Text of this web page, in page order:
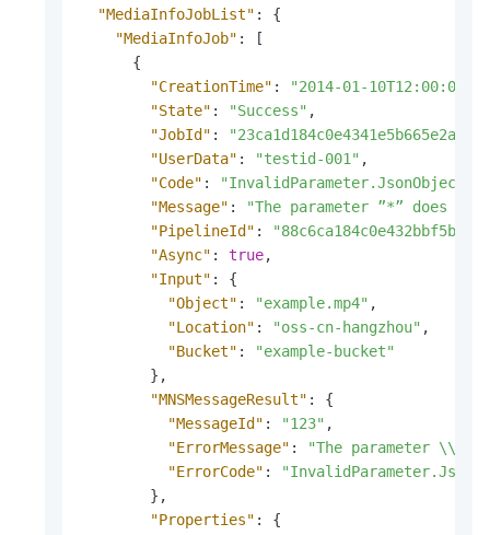
"MediaInfoJobList" :
{
"MediaInfoJob" :
[
{
"CreationTime" : "2014-01-10T12:00:00Z"
"State" : "Success" ,
"JobId" :
"UserData" : "testid-001" ,
"Code" :
"Message" :
"The parameter ”*” does
"PipelineId" :
"Async" : true,
"Input" :
{
"Object" : "example.mp4" ,
"Location" : "oss-cn-hangzhou" ,
"Bucket" :
"example-bucket"
} ,
"MNSMessageResult" :
{
"MessageId" : "123" ,
"ErrorMessage" :
"The parameter
"ErrorCode" :
} ,
"Properties" :
{